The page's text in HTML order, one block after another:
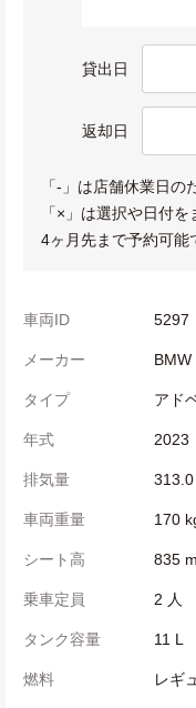
貸出日
返却日
「-」は店舗休業日の
「×」は選択や日付
4ヶ月先まで予約可能
車両ID 5297
メーカー BMW
タイプ アド
年式 2023
排気量
車両重量 170
シート高 835
乗車定員 2 人
タンク容量 11 L
燃料 レギ